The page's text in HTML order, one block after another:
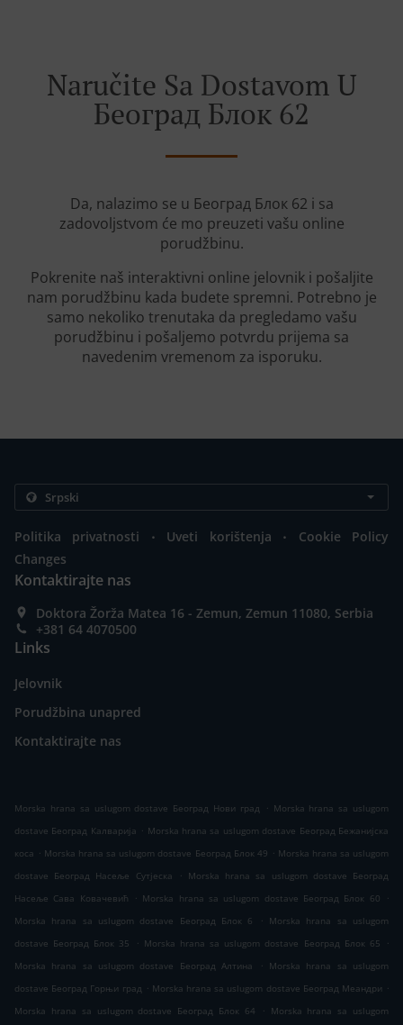
Naručite Sa Dostavom U
Београд Блок 62
Da, nalazimo se u Београд Блок 62 i sa
zadovoljstvom će mo preuzeti vašu online
porudžbinu.
Pokrenite naš interaktivni online jelovnik i pošaljite
nam porudžbinu kada budete spremni. Potrebno je
samo nekoliko trenutaka da pregledamo vašu
porudžbinu i pošaljemo potvrdu prijema sa
navedenim vremenom za isporuku.
Politika privatnosti . Uveti korištenja .
Cookie Policy
Changes
Kontaktirajte nas
Doktora Žorža Matea 16 - Zemun, Zemun 11080, Serbia
+381 64 4070500
Links
Jelovnik
Porudžbina unapred
Kontaktirajte nas
Morska hrana sa uslugom dostave Београд Нови град . Morska hrana sa uslugom
dostave Београд Калварија . Morska hrana sa uslugom dostave Београд Бежанијска
коса . Morska hrana sa uslugom dostave Београд Блок 49 . Morska hrana sa uslugom
dostave Београд Насеље Сутјеска
. Morska hrana sa uslugom dostave Београд
Насеље Сава Ковачевић
. Morska hrana sa uslugom dostave Београд Блок 60
.
Morska hrana sa uslugom dostave Београд Блок 6
. Morska hrana sa uslugom
dostave Београд Блок 35
. Morska hrana sa uslugom dostave Београд Блок 65
.
Morska hrana sa uslugom dostave Београд Алтина
. Morska hrana sa uslugom
dostave Београд Горњи град . Morska hrana sa uslugom dostave Београд Меандри .
Morska hrana sa uslugom dostave Београд Блок 64
. Morska hrana sa uslugom